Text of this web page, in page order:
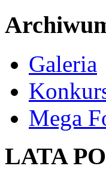
Galeria
Mega
LATA